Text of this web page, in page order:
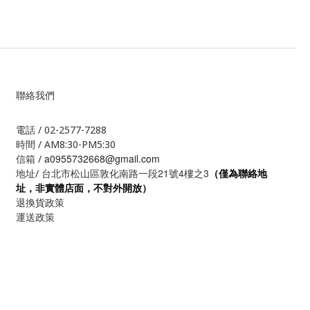
聯絡我們
電話 / 02-2577-7288
時間 / AM8:30-PM5:30
信箱 / a0955732668@gmail.com
地址/ 台北市松山區敦化南路一段21號4樓之3 （僅為聯絡地
址，非實體店面，不對外開放）
退換貨政策
運送政策